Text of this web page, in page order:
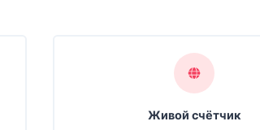
Живой счётчик